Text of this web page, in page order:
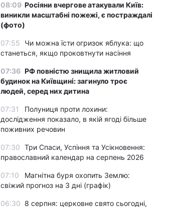
08:09 Росіяни вчергове атакували Київ:
виникли масштабні пожежі, є постраждалі
(фото)
07:55
Чи можна їсти огризок яблука: що
станеться, якщо проковтнути насіння
07:36 РФ повністю знищила житловий
будинок на Київщині: загинуло троє
людей, серед них дитина
07:31
Полуниця проти лохини:
дослідження показало, в якій ягоді більше
поживних речовин
07:30 Три Спаси, Успіння та Усікновення:
православний календар на серпень 2026
07:10
Магнітна буря охопить Землю:
свіжий прогноз на 3 дні (графік)
06:30 8 серпня: церковне свято сьогодні,